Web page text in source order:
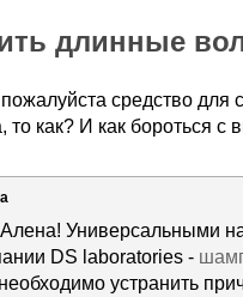
длинные
средство
то как? И как бороться
Универсальными
DS laboratories -
устранить